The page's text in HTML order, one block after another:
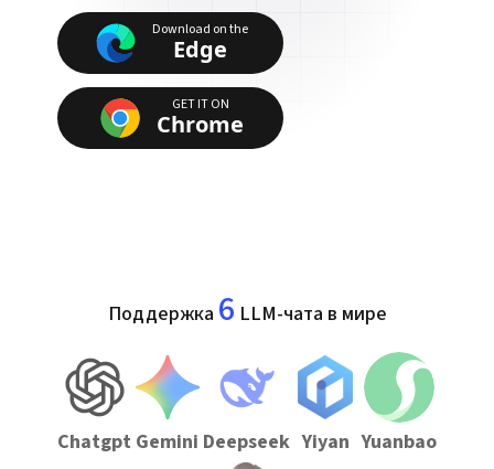
Download on the
Edge
GET IT ON
Chrome
Поддержка 6 LLM-чата в мире
Chatgpt Gemini Deepseek Yiyan Yuanbao